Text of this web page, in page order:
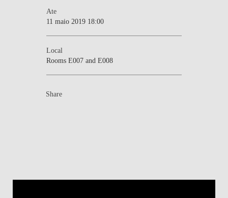
Ate
11 maio 2019 18:00
Local
Rooms E007 and E008
Share